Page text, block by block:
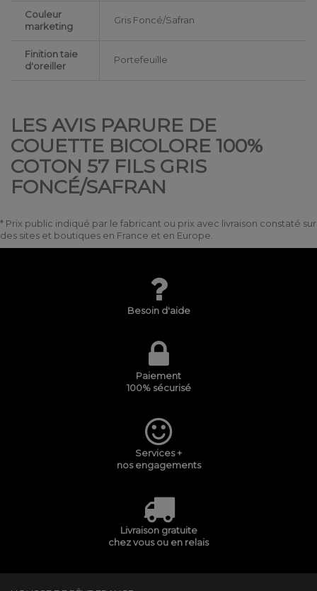
Couleur
marketing
Gris Foncé/Safran
Finition taie
d'oreiller
Portefeuille
LES AVIS PARURE DE
COUETTE BICOLORE 100%
COTON 57 FILS GRIS
FONCÉ/SAFRAN
* Prix public indiqué par le fabricant ou prix avec livraison constaté sur
des sites et boutiques en France et en Europe.
Besoin d'aide
Paiement
100% sécurisé
Services +
nos engagements
Livraison gratuite
chez vous ou en relais